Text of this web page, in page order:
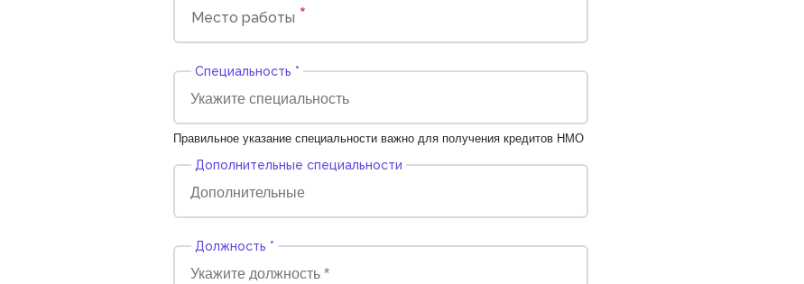
Место работы *
Cпециальность *
Правильное указание специальности важно для получения кредитов НМО
Дополнительные специальности
Должность *